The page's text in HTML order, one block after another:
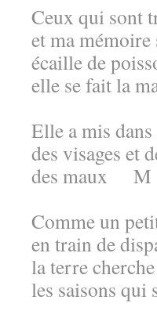
Ceux qui sont
et ma mémoire
écaille de
elle se fait la
Elle a mis
des visages et
des maux M
Comme un
en train de
la terre
les saisons qui